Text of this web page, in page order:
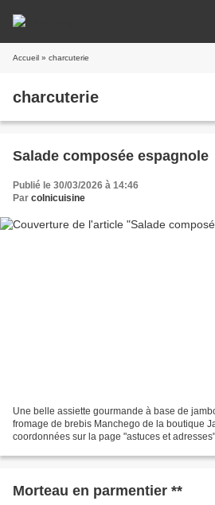
Accueil » charcuterie
charcuterie
Salade composée espagnole
Publié le 30/03/2026 à 14:46
Par colnicuisine
Une belle assiette gourmande à base de
fromage de brebis Manchego de la boutique
coordonnées sur la page "astuces et
Morteau en parmentier **